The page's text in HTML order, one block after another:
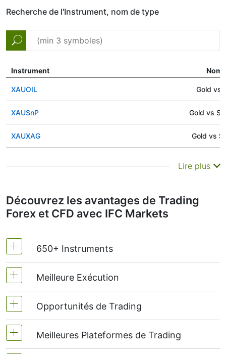
Recherche de l'Instrument, nom de type
Instrument Nom
XAUOIL Gold vs
XAUSnP Gold vs
XAUXAG Gold vs
Lire plus
Découvrez les avantages de Trading
Forex et CFD avec IFC Markets
650+ Instruments
Devises | Actions | Indices |Matières
Premières | Métaux | ETF | Crypto Futures
Meilleure Exécution
Spreads bas fixés
Exécution immédiate
Opportunités de Trading
Créez et tradez sur vos propres instruments
Meilleures Plateformes de Trading